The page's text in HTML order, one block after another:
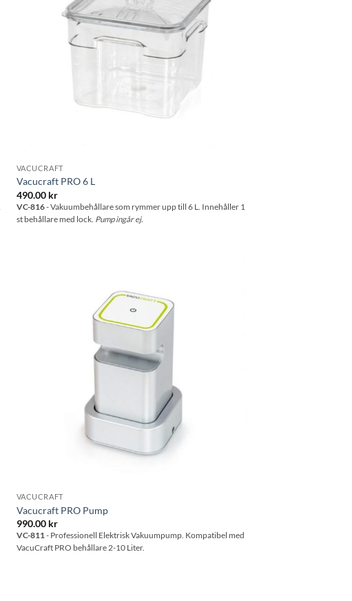
VACUCRAFT
Vacucraft PRO 6 L
490.00 kr
VC-816- Vakuumbehållare som rymmer upp till 6 L. Innehåller 1
st behållare med lock. Pump ingår ej.
VACUCRAFT
Vacucraft PRO Pump
990.00 kr
VC-811 - Professionell Elektrisk Vakuumpump. Kompatibel med
VacuCraft PRO behållare 2-10 Liter.